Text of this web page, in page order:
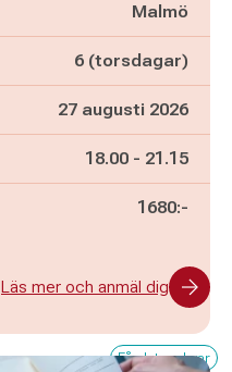
Malmö
6 (torsdagar)
27 augusti 2026
Pågår mellan
18.00 - och
21.15
1680:-
Läs mer och anmäl dig
Få platser kvar